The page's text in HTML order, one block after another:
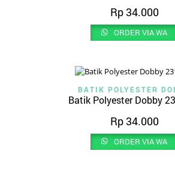
Rp34.000
ORDER VIA WA
BATIK POLYESTER
Batik Polyester Dobby
Rp34.000
ORDER VIA WA